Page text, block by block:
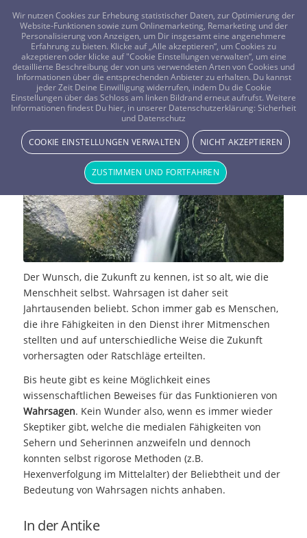
FRAGEN? KOSTENLOS ANRUFEN: 0800-8478266
Die Geschichte der Wahrsagerei
Der Wunsch, die Zukunft zu kennen, ist so alt, wie die
Menschheit selbst. Wahrsagen ist daher seit
Jahrtausenden beliebt. Schon immer gab es Menschen,
die ihre Fähigkeiten in den Dienst ihrer Mitmenschen
stellten und auf unterschiedliche Weise die Zukunft
vorhersagten oder Ratschläge erteilten.
Bis heute gibt es keine Möglichkeit eines
wissenschaftlichen Beweises für das Funktionieren von
Wahrsagen. Kein Wunder also, wenn es immer wieder
Skeptiker gibt, welche die medialen Fähigkeiten von
Sehern und Seherinnen anzweifeln und dennoch
konnten selbst rigorose Methoden (z.B.
Hexenverfolgung im Mittelalter) der Beliebtheit und der
Bedeutung von Wahrsagen nichts anhaben.
In der Antike
Wir nutzen Cookies zur Erhebung statistischer Daten, zur Optimierung der
Website-Funktionen sowie zum Onlinemarketing, Remarketing und der
Personalisierung von Anzeigen, um Dir insgesamt eine angenehmere
Erfahrung zu bieten. Klicke auf „Alle akzeptieren“, um Cookies zu
akzeptieren oder klicke auf "Cookie Einstellungen verwalten“, um eine
detaillierte Beschreibung der von uns verwendeten Arten von Cookies und
Informationen über die entsprechenden Anbieter zu erhalten. Du kannst
jeder Zeit Deine Einwilligung widerrufen, indem Du die Cookie
Einstellungen über das Schloss am linken Bildrand erneut aufrufst. Weitere
Informationen findest Du hier, in unserer Datenschutzerklärung: Sicherheit
und Datenschutz
COOKIE EINSTELLUNGEN VERWALTEN NICHT AKZEPTIEREN
ZUSTIMMEN UND FORTFAHREN